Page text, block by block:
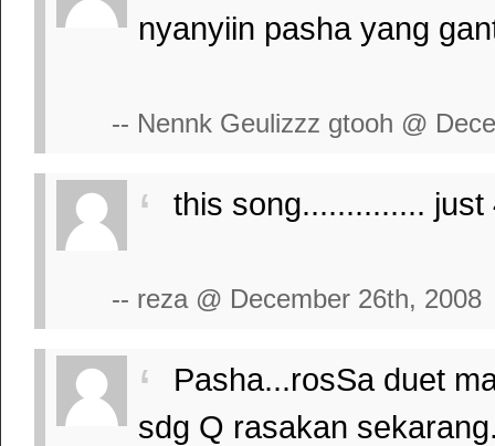
nyanyiin pasha yang
-- Nennk Geulizzz gtooh @
this song.............. just
-- reza @ December 26th, 2008
Pasha...rosSa duet
sdg Q rasakan